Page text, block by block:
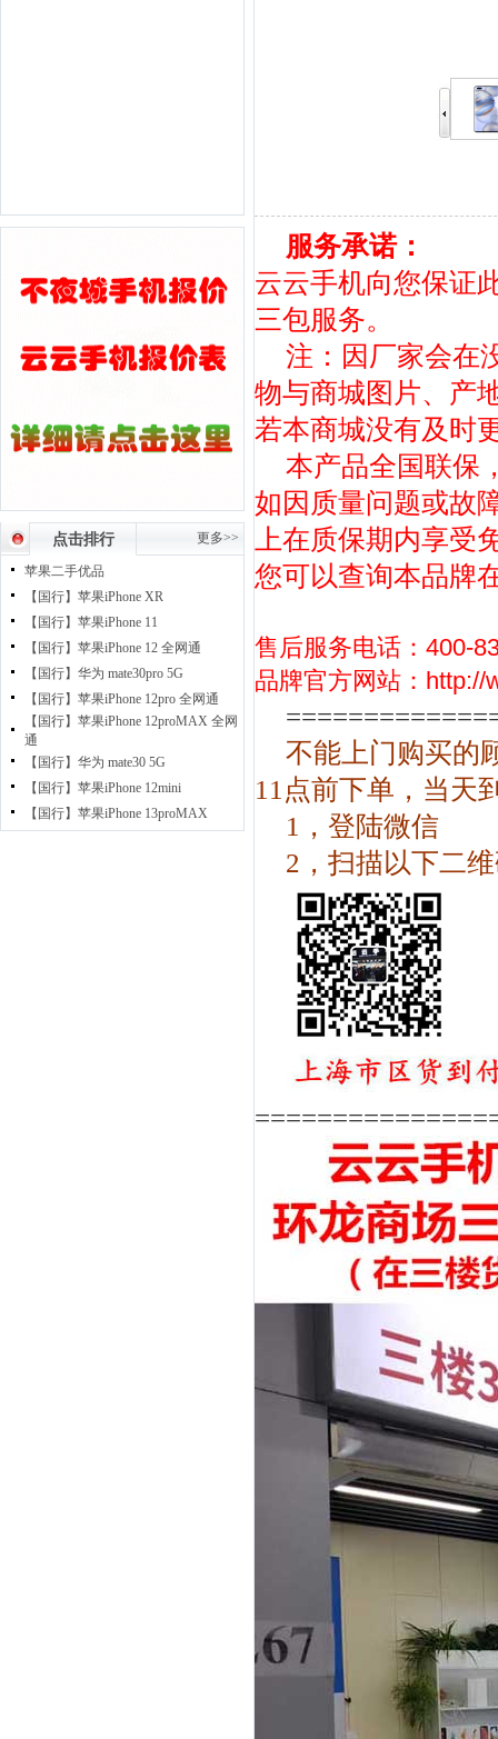
点击排行 更多>>
苹果二手优品
【国行】苹果iPhone XR
【国行】苹果iPhone 11
【国行】苹果iPhone 12 全网通
【国行】华为 mate30pro 5G
【国行】苹果iPhone 12pro 全网通
【国行】苹果iPhone 12proMAX 全网
通
【国行】华为 mate30 5G
【国行】苹果iPhone 12mini
【国行】苹果iPhone 13proMAX
服务承诺：
云云手机向您保证
三包服务。
注：因厂家会在
物与商城图片、产
若本商城没有及时
本产品全国联保
如因质量问题或故
上在质保期内享受
您可以查询本品牌
售后服务电话：400-
品牌官方网站： http://
不能上门购买的
11点前下单，当天
1，登陆微信
2，扫描以下二